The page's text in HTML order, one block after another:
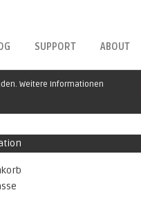
SUPPORT ABOUT
Weitere Informationen